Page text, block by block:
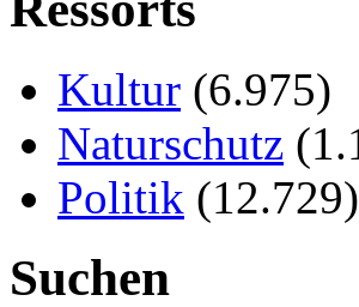
Kultur (6.975)
Naturschutz
Politik (12.729)
Suchen